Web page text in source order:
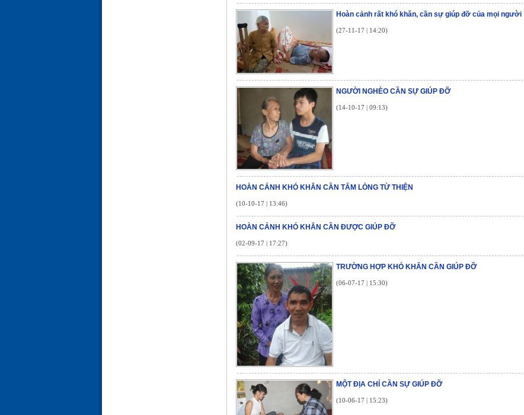
Hoàn cảnh rất khó khăn, cần sự giúp đỡ của mọi người
(27-11-17 | 14:20)
NGƯỜI NGHÈO CẦN SỰ GIÚP ĐỠ
(14-10-17 | 09:13)
HOÀN CẢNH KHÓ KHĂN CẦN TẤM LÒNG TỪ THIỆN
(10-10-17 | 13:46)
HOÀN CẢNH KHÓ KHĂN CẦN ĐƯỢC GIÚP ĐỠ
(02-09-17 | 17:27)
TRƯỜNG HỢP KHÓ KHĂN CẦN GIÚP ĐỠ
(06-07-17 | 15:30)
MỘT ĐỊA CHỈ CẦN SỰ GIÚP ĐỠ
(10-06-17 | 15:23)